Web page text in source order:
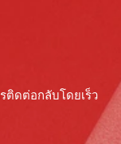
ติดต่อกลับโดยเร็ว